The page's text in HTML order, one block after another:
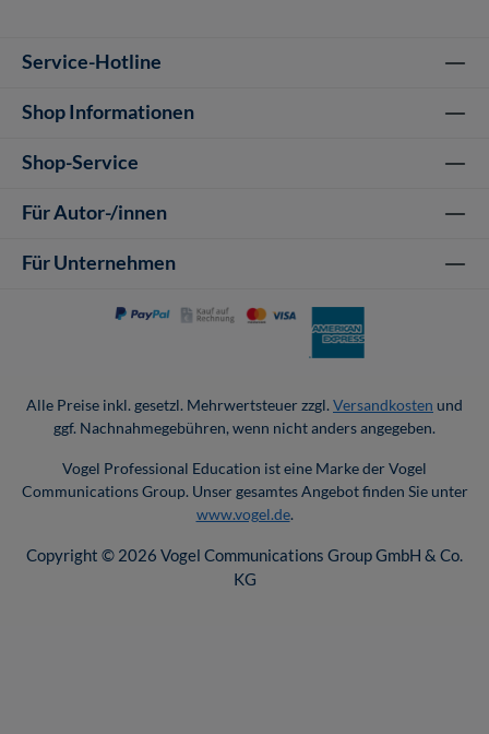
Service-Hotline
Shop Informationen
Shop-Service
Für Autor-/innen
Für Unternehmen
Alle Preise inkl. gesetzl. Mehrwertsteuer zzgl. Versandkosten und
ggf. Nachnahmegebühren, wenn nicht anders angegeben.
Vogel Professional Education ist eine Marke der Vogel
Communications Group. Unser gesamtes Angebot finden Sie unter
www.vogel.de.
Copyright © 2026 Vogel Communications Group GmbH & Co.
KG